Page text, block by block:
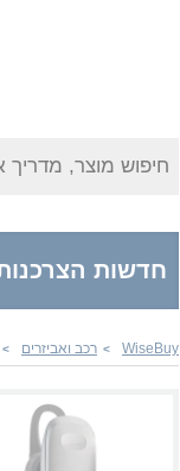
חיפוש מוצר, מדריך
חדשות
WiseBuy
> רכב ואביזרים >